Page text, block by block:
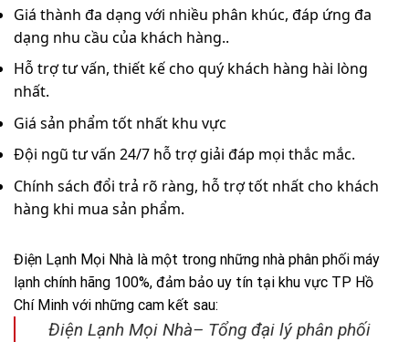
Điện Lạnh Mọi Nhà– Tổng đại lý phân phối
Điện Lạnh Mọi Nhà là một trong những nhà phân phối máy
lạnh chính hãng 100%, đảm bảo uy tín tại khu vực TP Hồ
Chí Minh với những cam kết sau:
Giá thành đa dạng với nhiều phân khúc, đáp ứng đa
dạng nhu cầu của khách hàng..
Hỗ trợ tư vấn, thiết kế cho quý khách hàng hài lòng
nhất.
Giá sản phẩm tốt nhất khu vực
Đội ngũ tư vấn 24/7 hỗ trợ giải đáp mọi thắc mắc.
Chính sách đổi trả rõ ràng, hỗ trợ tốt nhất cho khách
hàng khi mua sản phẩm.